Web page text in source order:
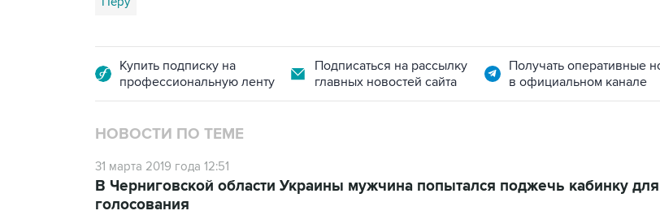
Купить подписку на
профессиональную ленту
Подписаться на рассылку
главных новостей сайта
Получать оперативные
в официальном канале
НОВОСТИ ПО ТЕМЕ
31 марта 2019 года 12:51
В Черниговской области Украины мужчина попытался поджечь кабинку для
голосования